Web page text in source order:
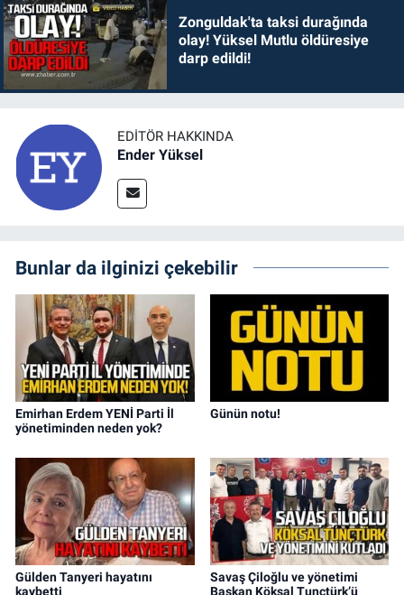
Zonguldak'ta taksi durağında
olay! Yüksel Mutlu öldüresiye
darp edildi!
EDITÖR HAKKINDA
Ender Yüksel
Bunlar da ilginizi çekebilir
Emirhan Erdem YENİ Parti İl
yönetiminden neden yok?
Günün notu!
Gülden Tanyeri hayatını
kaybetti
Savaş Çiloğlu ve yönetimi
Başkan Köksal Tunçtürk’ü